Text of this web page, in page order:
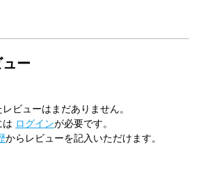
ー
ビューはまだありません。
は ログインが必要です。
からレビューを記入いただけます。